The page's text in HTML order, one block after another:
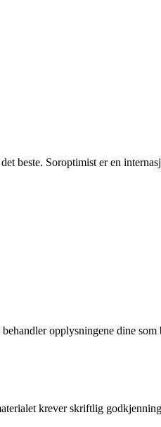
beste. Soroptimist er en
opplysningene dine som
krever skriftlig